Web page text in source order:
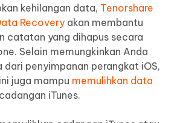
kehilangan data, Tenorshare
Recovery akan membantu
catatan yang dihapus secara
Selain memungkinkan Anda
dari penyimpanan perangkat iOS,
juga mampu memulihkan data
iTunes.